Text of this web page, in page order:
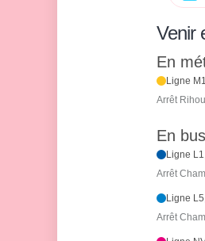
Venir
En
Ligne
Arrêt
En bus
Ligne
Arrêt
Ligne
Arrêt